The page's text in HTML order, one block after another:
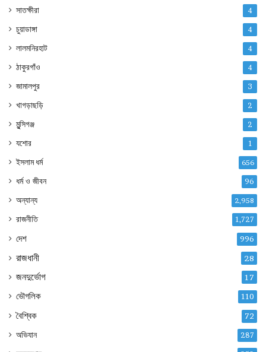
সাতক্ষীরা 4
চুয়াডাঙ্গা 4
লালমনিরহাট 4
ঠাকুরগাঁও 4
জামালপুর 3
খাগড়াছড়ি 2
মুন্সিগঞ্জ 2
যশোর 1
ইসলাম ধর্ম 656
ধর্ম ও জীবন 96
অন্যান্য 2,958
রাজনীতি 1,727
দেশ 996
রাজধানী 28
জনদুর্ভোগ 17
ভৌগলিক 110
বৈশ্বিক 72
অভিযান 287